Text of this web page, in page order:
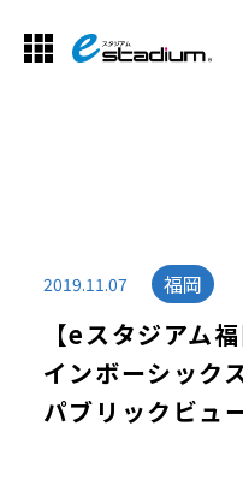
2019.11.07 福岡
【eスタジアム
インボーシック
パブリックビュ